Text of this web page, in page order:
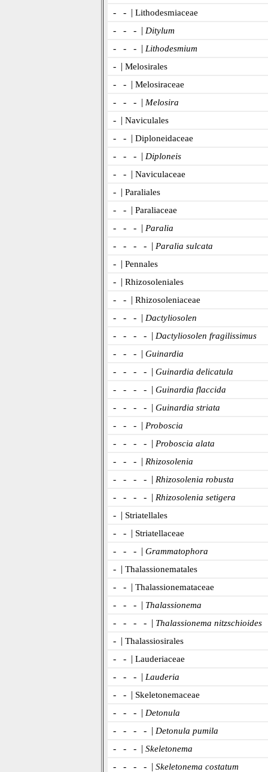
- - | Lithodesmiaceae
- - - | Ditylum
- - - | Lithodesmium
- | Melosirales
- - | Melosiraceae
- - - | Melosira
- | Naviculales
- - | Diploneidaceae
- - - | Diploneis
- - | Naviculaceae
- | Paraliales
- - | Paraliaceae
- - - | Paralia
- - - - | Paralia sulcata
- | Pennales
- | Rhizosoleniales
- - | Rhizosoleniaceae
- - - | Dactyliosolen
- - - - | Dactyliosolen fragilissimus
- - - | Guinardia
- - - - | Guinardia delicatula
- - - - | Guinardia flaccida
- - - - | Guinardia striata
- - - | Proboscia
- - - - | Proboscia alata
- - - | Rhizosolenia
- - - - | Rhizosolenia robusta
- - - - | Rhizosolenia setigera
- | Striatellales
- - | Striatellaceae
- - - | Grammatophora
- | Thalassionematales
- - | Thalassionemataceae
- - - | Thalassionema
- - - - | Thalassionema nitzschioides
- | Thalassiosirales
- - | Lauderiaceae
- - - | Lauderia
- - | Skeletonemaceae
- - - | Detonula
- - - - | Detonula pumila
- - - | Skeletonema
- - - - | Skeletonema costatum